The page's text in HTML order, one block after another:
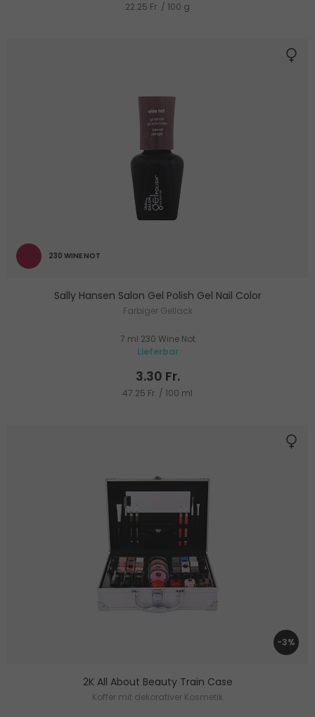
22.25 Fr. / 100 g
230 WINE NOT
Sally Hansen Salon Gel Polish Gel Nail Color
Farbiger Gellack
7 ml 230 Wine Not
Lieferbar
3.30 Fr.
47.25 Fr. / 100 ml
-3%
2K All About Beauty Train Case
Koffer mit dekorativer Kosmetik